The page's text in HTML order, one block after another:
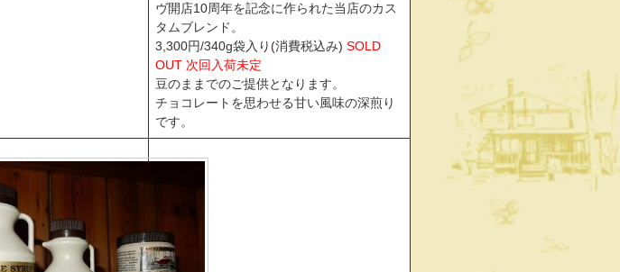
ヴ開店10周年を記念に作られた当店のカス
タムブレンド。
3,300円/340g袋入り(消費税込み) SOLD
OUT 次回入荷未定
豆のままでのご提供となります。
チョコレートを思わせる甘い風味の深煎り
です。